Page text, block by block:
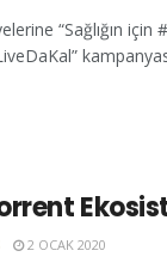
“Sağlığın
2 OCAK 2020